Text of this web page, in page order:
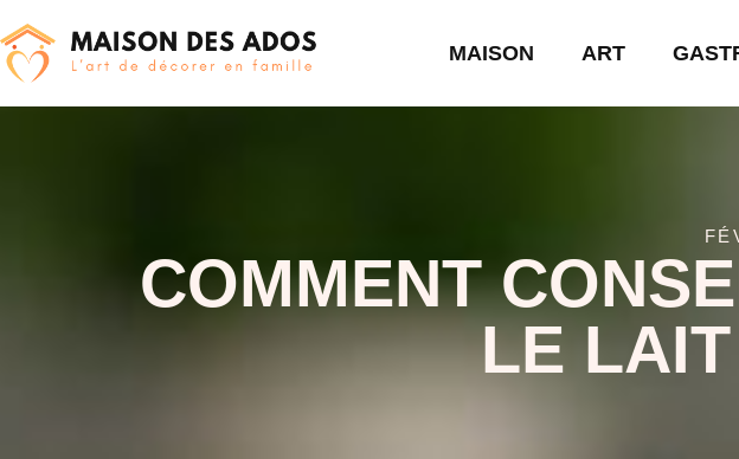
MAISON ART
COMMENT
LE